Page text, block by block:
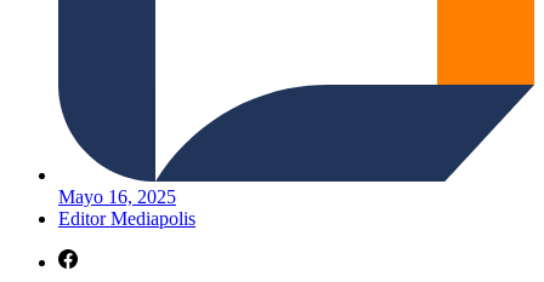
Mayo 16, 2025
Editor Mediapolis